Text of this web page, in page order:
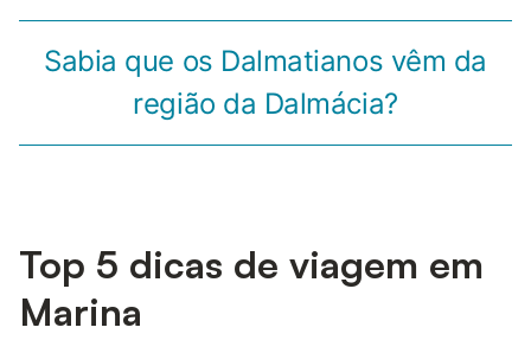
Sabia que os Dalmatianos vêm da
região da Dalmácia?
Top 5 dicas de viagem em
Marina